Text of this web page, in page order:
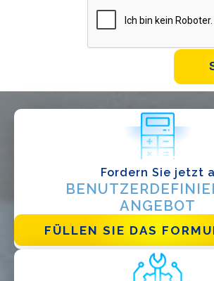
Fordern Sie jetzt a
ANGEBOT
FÜLLEN SIE DAS
Datenschutzbestimmungen gelesen